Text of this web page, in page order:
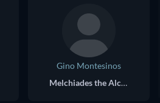
Gino Montesinos
Melchiades the Alchemist